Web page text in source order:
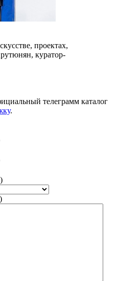
проектах,
куратор-
телеграмм каталог
.